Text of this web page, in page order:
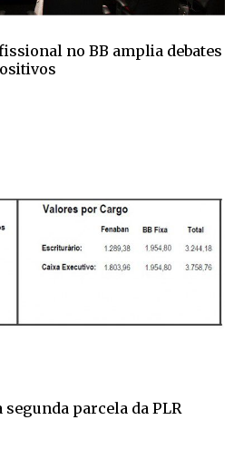
no BB amplia debates
parcela da PLR